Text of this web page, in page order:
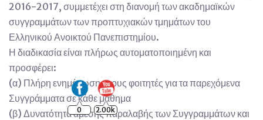
2016-2017, συμμετέχει στη διανομή των ακαδημαϊκών
συγγραμμάτων των προπτυχιακών τμημάτων του
Ελληνικού Ανοικτού Πανεπιστημίου.
Η διαδικασία είναι πλήρως αυτοματοποιημένη και
προσφέρει:
(α) Πλήρη ενημέρωση στους φοιτητές για τα παρεχόμενα
Συγγράμματα σε κάθε μάθημα
(β) Δυνατότητα άμεσης παραλαβής των Συγγραμμάτων και
0 2.00k